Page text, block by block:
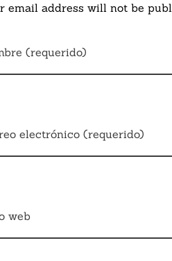
email address will not be
(requerido)
electrónico (requerido)
web